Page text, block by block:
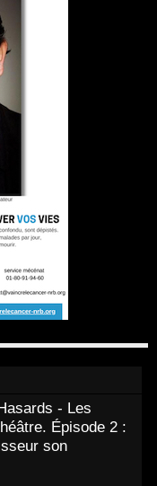
- Les
Épisode 2 :
son